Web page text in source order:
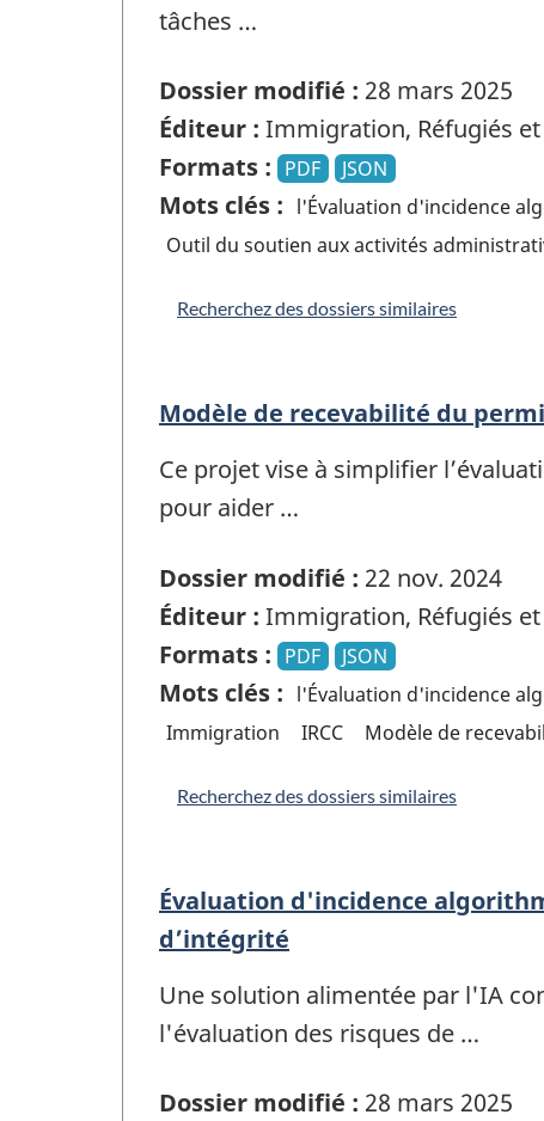
tâches …
Dossier modifié : 28 mars 2025
Éditeur : Immigration, Réfugiés
Formats : PDF JSON
Mots clés : l'Évaluation d'incidence
Outil du soutien aux activités
Recherchez des dossiers similaires
Modèle de recevabilité du
Ce projet vise à simplifier
pour aider …
Dossier modifié : 22 nov. 2024
Éditeur : Immigration, Réfugiés
Formats : PDF JSON
Mots clés : l'Évaluation d'incidence
Immigration
IRCC Modèle de
Recherchez des dossiers similaires
Évaluation d'incidence
d’intégrité
Une solution alimentée par l'IA
l'évaluation des risques de …
Dossier modifié : 28 mars 2025